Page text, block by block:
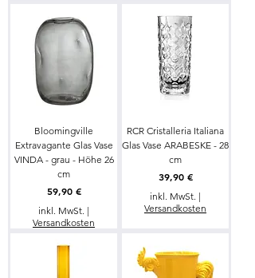
Bloomingville
Extravagante Glas Vase
VINDA - grau - Höhe 26
cm
Preis
59,90 €
inkl. MwSt. |
Versandkosten
RCR Cristalleria Italiana
Glas Vase ARABESKE - 28
cm
Preis
39,90 €
inkl. MwSt. |
Versandkosten